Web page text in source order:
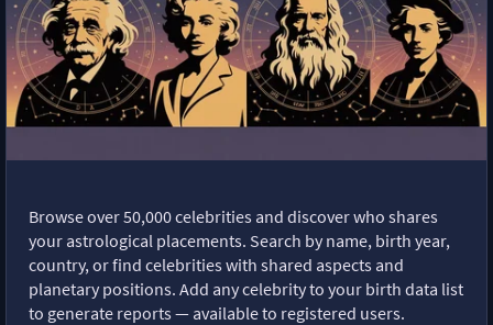
Browse over 50,000 celebrities and discover who shares
your astrological placements. Search by name, birth year,
country, or find celebrities with shared aspects and
planetary positions. Add any celebrity to your birth data list
to generate reports — available to registered users.